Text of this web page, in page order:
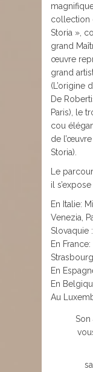
collection
Storia »,
grand
œuvre
grand
(L’origine
De
Paris), le
cou
de
Storia).
Le
il
En Italie:
Venezia,
Slovaquie
En
Strasbourg.
En
En
Au
Son